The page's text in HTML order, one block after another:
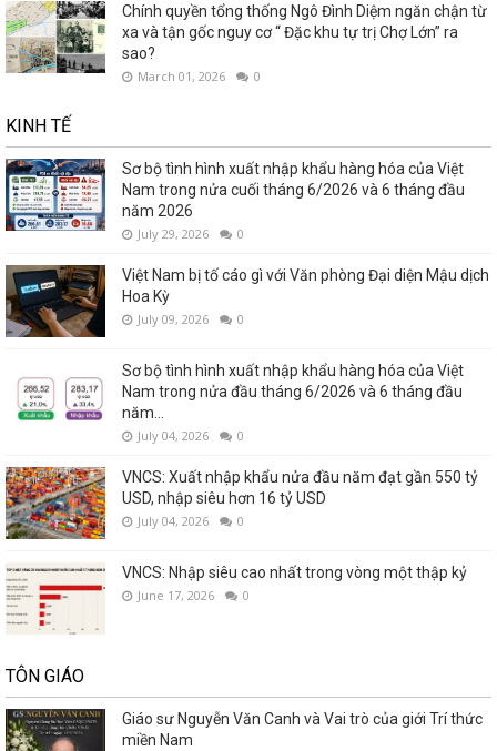
Chính quyền tổng thống Ngô Đình Diệm ngăn chận từ
xa và tận gốc nguy cơ “ Đặc khu tự trị Chợ Lớn” ra
sao?
March 01, 2026 0
KINH TẾ
Sơ bộ tình hình xuất nhập khẩu hàng hóa của Việt
Nam trong nửa cuối tháng 6/2026 và 6 tháng đầu
năm 2026
July 29, 2026 0
Việt Nam bị tố cáo gì với Văn phòng Đại diện Mậu dịch
Hoa Kỳ
July 09, 2026 0
Sơ bộ tình hình xuất nhập khẩu hàng hóa của Việt
Nam trong nửa đầu tháng 6/2026 và 6 tháng đầu
năm...
July 04, 2026 0
VNCS: Xuất nhập khẩu nửa đầu năm đạt gần 550 tỷ
USD, nhập siêu hơn 16 tỷ USD
July 04, 2026 0
VNCS: Nhập siêu cao nhất trong vòng một thập kỷ
June 17, 2026 0
TÔN GIÁO
Giáo sư Nguyễn Văn Canh và Vai trò của giới Trí thức
miền Nam